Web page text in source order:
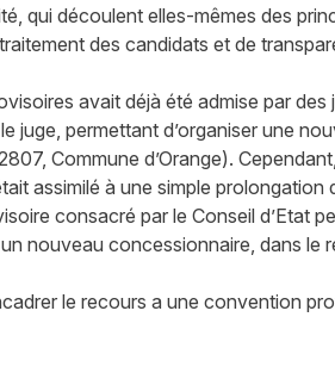
qui découlent elles-mêmes des
des candidats et de
avait déjà été admise par
juge, permettant d’organiser une
Commune d’Orange).
assimilé à une simple prolongation
consacré par le Conseil d’Etat
nouveau concessionnaire, dans le
le recours a une convention